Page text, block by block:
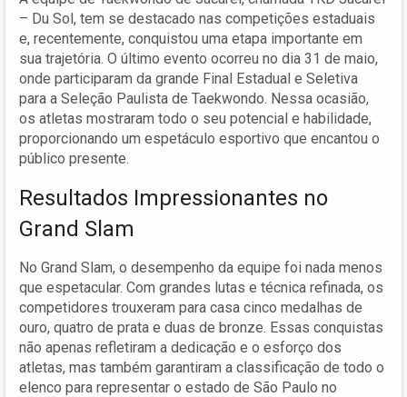
– Du Sol, tem se destacado nas competições estaduais
e, recentemente, conquistou uma etapa importante em
sua trajetória. O último evento ocorreu no dia 31 de maio,
onde participaram da grande Final Estadual e Seletiva
para a Seleção Paulista de Taekwondo. Nessa ocasião,
os atletas mostraram todo o seu potencial e habilidade,
proporcionando um espetáculo esportivo que encantou o
público presente.
Resultados Impressionantes no
Grand Slam
No Grand Slam, o desempenho da equipe foi nada menos
que espetacular. Com grandes lutas e técnica refinada, os
competidores trouxeram para casa cinco medalhas de
ouro, quatro de prata e duas de bronze. Essas conquistas
não apenas refletiram a dedicação e o esforço dos
atletas, mas também garantiram a classificação de todo o
elenco para representar o estado de São Paulo no